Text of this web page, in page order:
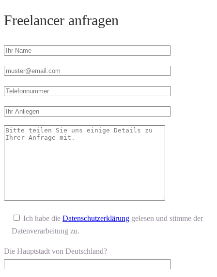
Freelancer anfragen
Ich habe die Datenschutzerklärung gelesen und stimme der
Datenverarbeitung zu.
Die Hauptstadt von Deutschland?